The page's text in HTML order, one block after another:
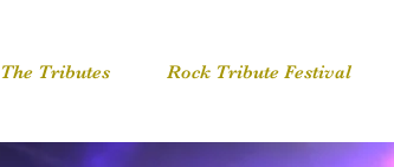
The Tributes Rock Tribute Festival